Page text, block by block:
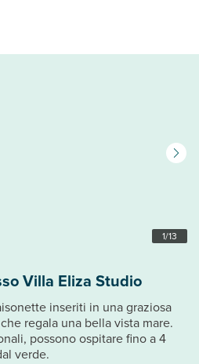
1/13
Villa Eliza Studio
inseriti in una graziosa
regala una bella vista mare.
possono ospitare fino a 4
verde.